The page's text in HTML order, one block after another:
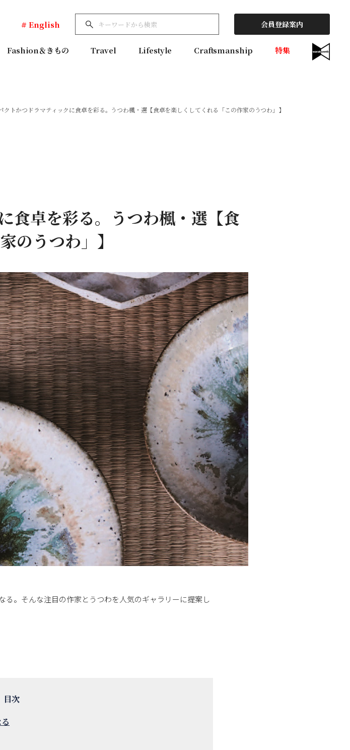
# English 会員登録案内
Fashion＆きもの Travel Lifestyle Craftsmanship 特集
クトかつドラマティックに食卓を彩る。うつわ楓・選【食卓を楽しくしてくれる「この作家のうつわ」】
食卓を彩る。うつわ楓・選【食
のうつわ」】
。そんな注目の作家とうつわを人気のギャラリーに提案し